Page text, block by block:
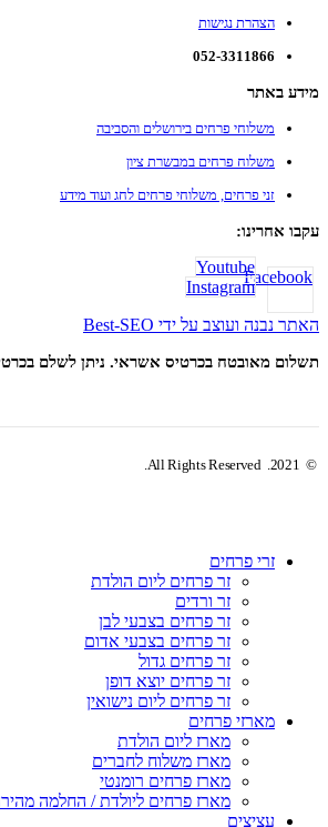
הצהרת נגישות
052-3311866
מידע באתר
משלוחי פרחים בירושלים והסביבה
משלוח פרחים במבשרת ציון
זני פרחים, משלוחי פרחים לחג ועוד מידע
עקבו אחרינו:
Facebook
Youtube
Instagram
האתר נבנה ועוצב על ידי Best-SEO
תשלום מאובטח בכרטיס אשראי. ניתן לשלם
© 2021. All Rights Reserved.
זרי פרחים
זר פרחים ליום הולדת
זר ורדים
זר פרחים בצבעי לבן
זר פרחים בצבעי אדום
זר פרחים גדול
זר פרחים יוצא דופן
זר פרחים ליום נישואין
מארזי פרחים
מארז ליום הולדת
מארז משלוח לחברים
מארז פרחים רומנטי
מארז פרחים ליולדת / החלמה
עציצים